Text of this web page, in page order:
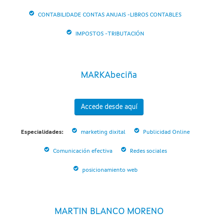
CONTABILIDADE CONTAS ANUAIS -LIBROS CONTABLES
IMPOSTOS -TRIBUTACIÓN
MARKAbeciña
Accede desde aquí
Especialidades: marketing dixital Publicidad Online
Comunicación efectiva Redes sociales
posicionamiento web
MARTIN BLANCO MORENO